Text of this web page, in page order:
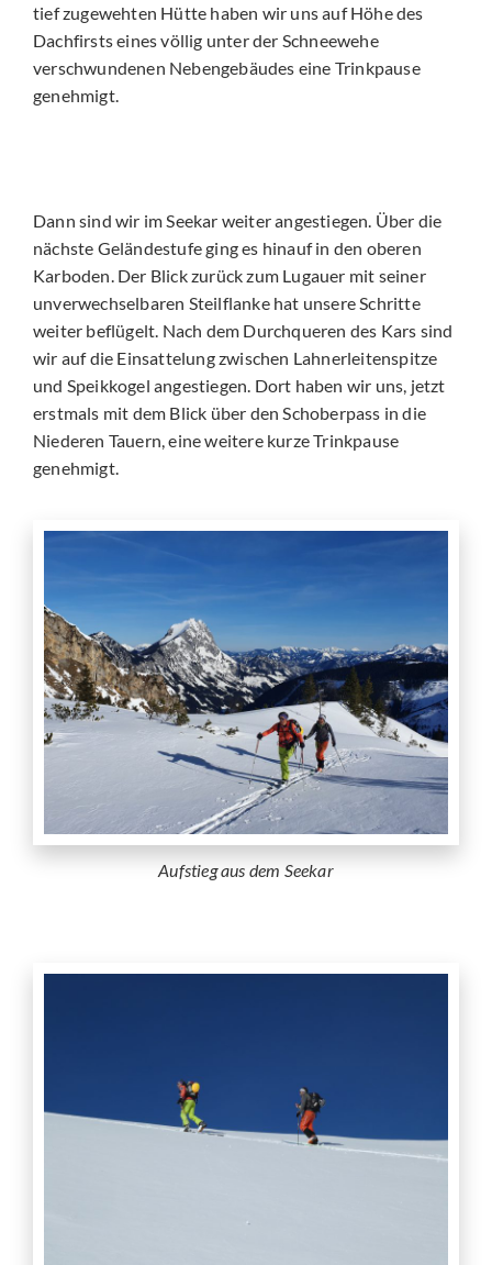
tief zugewehten Hütte haben wir uns auf Höhe des
Dachfirsts eines völlig unter der Schneewehe
verschwundenen Nebengebäudes eine Trinkpause
genehmigt.
Dann sind wir im Seekar weiter angestiegen. Über die
nächste Geländestufe ging es hinauf in den oberen
Karboden. Der Blick zurück zum Lugauer mit seiner
unverwechselbaren Steilflanke hat unsere Schritte
weiter beflügelt. Nach dem Durchqueren des Kars sind
wir auf die Einsattelung zwischen Lahnerleitenspitze
und Speikkogel angestiegen. Dort haben wir uns, jetzt
erstmals mit dem Blick über den Schoberpass in die
Niederen Tauern, eine weitere kurze Trinkpause
genehmigt.
Aufstieg aus dem Seekar